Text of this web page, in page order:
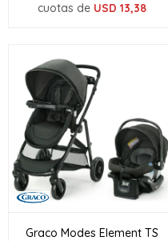
cuotas de USD 13,38
Graco Modes Element TS